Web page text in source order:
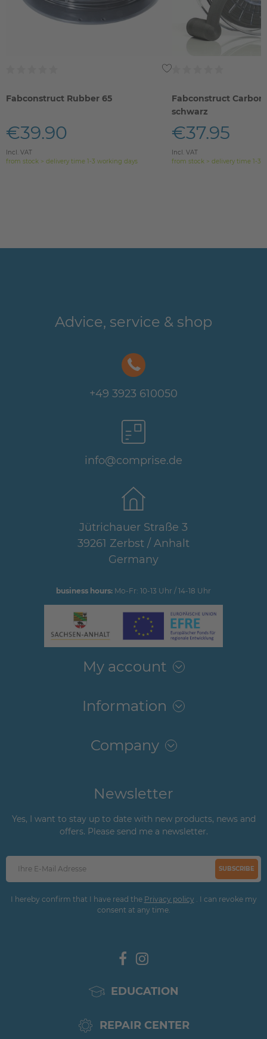
Fabconstruct Rubber 65
€39.90
Incl. VAT
from stock > delivery time 1-3 working days
Fabconstruct
schwarz
€37.95
Incl. VAT
from stock > delivery time 1-3
Advice, service & shop
+49 3923 610050
info@comprise.de
Jütrichauer Straße 3
39261 Zerbst / Anhalt
Germany
business hours: Mo-Fr: 10-13 Uhr / 14-18 Uhr
My account
Information
Company
Newsletter
Yes, I want to stay up to date with new products, news and
offers. Please send me a newsletter.
SUBSCRIBE
I hereby confirm that I have read the Privacy policy . I can revoke my
consent at any time.
EDUCATION
REPAIR CENTER